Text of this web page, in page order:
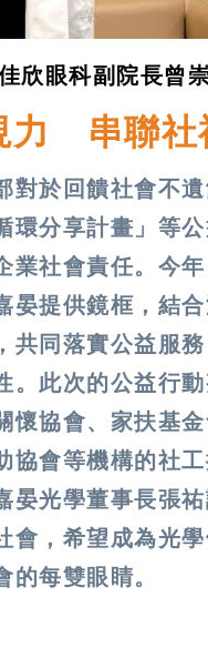
欣眼科副院長曾
力 串聯社
對於回饋社會不
環分享計畫」等
業社會責任。今
晏提供鏡框，結
共同落實公益服
。此次的公益行
懷協會、家扶基
協會等機構的社
晏光學董事長張
會，希望成為光
每雙眼睛。